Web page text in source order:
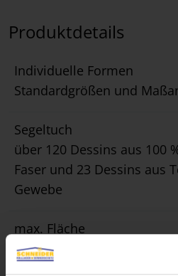
Produktdetails
Individuelle Formen
Standardgrößen und
Segeltuch
über 120 Dessins aus 100
Faser und 23 Dessins aus
Gewebe
max. Fläche
75 m²